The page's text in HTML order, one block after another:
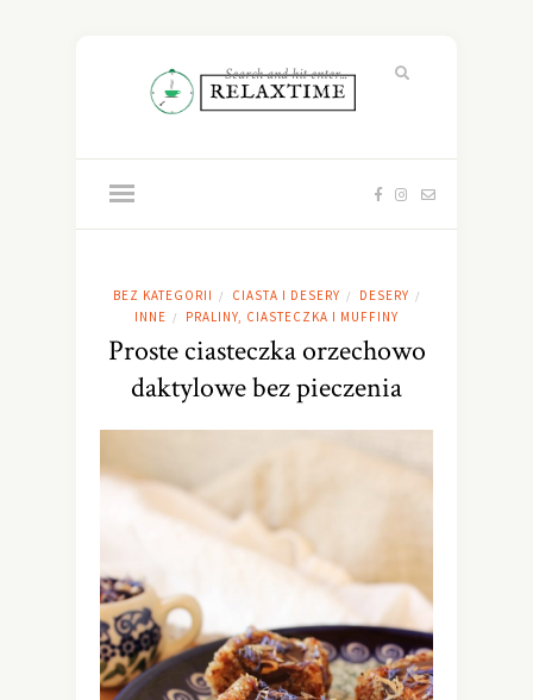
BEZ KATEGORII / CIASTA I DESERY / DESERY /
INNE / PRALINY, CIASTECZKA I MUFFINY
Proste ciasteczka orzechowo
daktylowe bez pieczenia